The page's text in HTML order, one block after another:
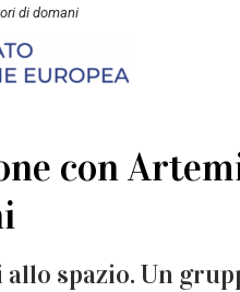
di domani
con
spazio. Un